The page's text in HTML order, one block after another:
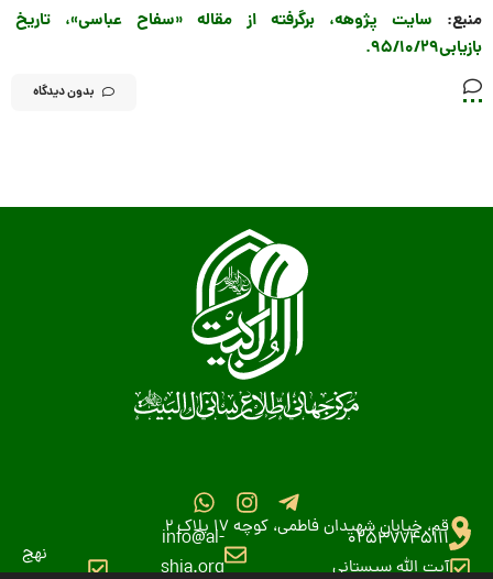
منبع: سایت پژوهه، برگرفته از مقاله «سفاح عباسی»، تاریخ
بازیابی۹۵/۱۰/۲۹.
بدون دیدگاه
قم، خیابان شهیدان فاطمی، کوچه 17 پلاک 2
02537745111
آیت الله سیستانی
info@al-
shia.org
نهج